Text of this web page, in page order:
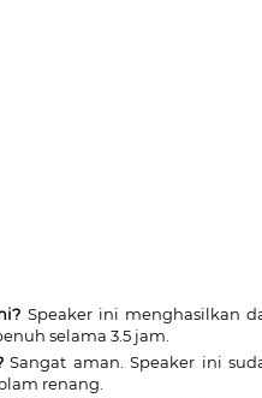
Speaker ini menghasilkan
selama 3.5 jam.
Sangat aman. Speaker ini
renang.